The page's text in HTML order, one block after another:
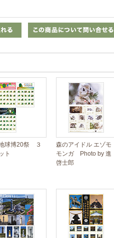
球博20祭 ３
ト
森のアイドル エゾモ
モンガ Photo by 進
啓士郎